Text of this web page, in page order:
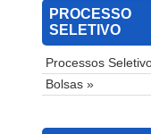
PROCESSO
SELETIVO
Processos
Bolsas »